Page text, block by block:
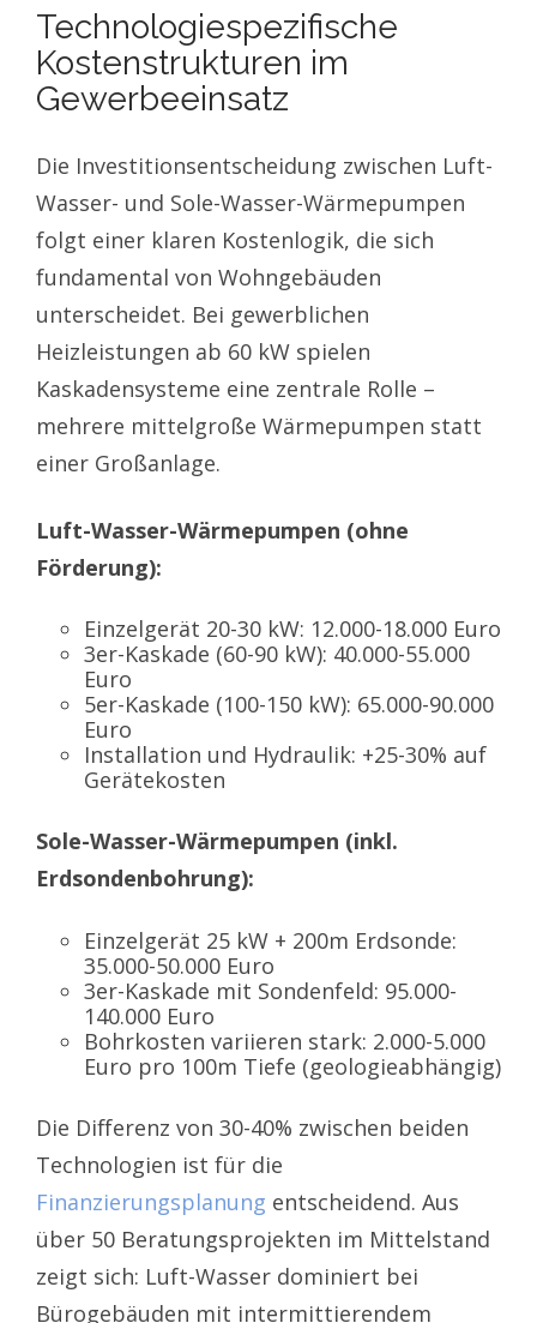
Technologiespezifische
Kostenstrukturen im
Gewerbeeinsatz
Die Investitionsentscheidung zwischen Luft-
Wasser- und Sole-Wasser-Wärmepumpen
folgt einer klaren Kostenlogik, die sich
fundamental von Wohngebäuden
unterscheidet. Bei gewerblichen
Heizleistungen ab 60 kW spielen
Kaskadensysteme eine zentrale Rolle –
mehrere mittelgroße Wärmepumpen statt
einer Großanlage.
Luft-Wasser-Wärmepumpen (ohne
Förderung):
Einzelgerät 20-30 kW: 12.000-18.000 Euro
3er-Kaskade (60-90 kW): 40.000-55.000
Euro
5er-Kaskade (100-150 kW): 65.000-90.000
Euro
Installation und Hydraulik: +25-30% auf
Gerätekosten
Sole-Wasser-Wärmepumpen (inkl.
Erdsondenbohrung):
Einzelgerät 25 kW + 200m Erdsonde:
35.000-50.000 Euro
3er-Kaskade mit Sondenfeld: 95.000-
140.000 Euro
Bohrkosten variieren stark: 2.000-5.000
Euro pro 100m Tiefe (geologieabhängig)
Die Differenz von 30-40% zwischen beiden
Technologien ist für die
Finanzierungsplanung entscheidend. Aus
über 50 Beratungsprojekten im Mittelstand
zeigt sich: Luft-Wasser dominiert bei
Bürogebäuden mit intermittierendem